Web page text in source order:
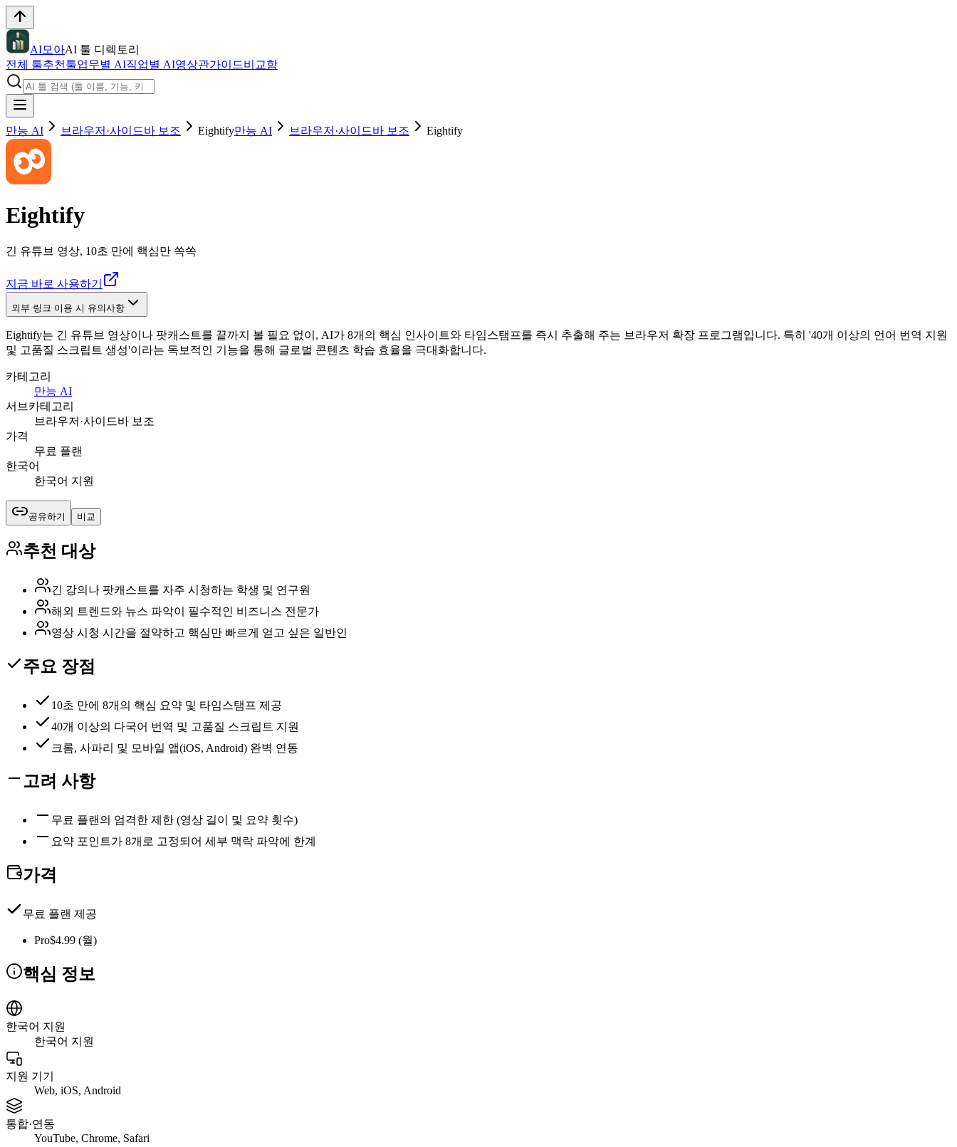
AI모아AI 툴 디렉토리
전체 툴추천툴업무별 AI직업별 AI영상관가이드비교함
만능 AI 브라우저·사이드바 보조 Eightify만능 AI 브라우저·사이드바 보조 Eightify
Eightify
긴 유튜브 영상, 10초 만에 핵심만 쏙쏙
지금 바로 사용하기
외부 링크 이용 시 유의사항
Eightify는 긴 유튜브 영상이나 팟캐스트를 끝까지 볼 필요 없이, AI가 8개의 핵심 인사이트와 타임스탬프를 즉시 추출해 주는 브라우저 확장 프로그램입니다. 특히 '40개 이상의 언어 번역 지원
및 고품질 스크립트 생성'이라는 독보적인 기능을 통해 글로벌 콘텐츠 학습 효율을 극대화합니다.
카테고리
만능 AI
서브카테고리
브라우저·사이드바 보조
가격
무료 플랜
한국어
한국어 지원
공유하기 비교
추천 대상
긴 강의나 팟캐스트를 자주 시청하는 학생 및 연구원
해외 트렌드와 뉴스 파악이 필수적인 비즈니스 전문가
영상 시청 시간을 절약하고 핵심만 빠르게 얻고 싶은 일반인
주요 장점
10초 만에 8개의 핵심 요약 및 타임스탬프 제공
40개 이상의 다국어 번역 및 고품질 스크립트 지원
크롬, 사파리 및 모바일 앱(iOS, Android) 완벽 연동
고려 사항
무료 플랜의 엄격한 제한 (영상 길이 및 요약 횟수)
요약 포인트가 8개로 고정되어 세부 맥락 파악에 한계
가격
무료 플랜 제공
Pro$4.99 (월)
핵심 정보
한국어 지원
한국어 지원
지원 기기
Web, iOS, Android
통합·연동
YouTube, Chrome, Safari